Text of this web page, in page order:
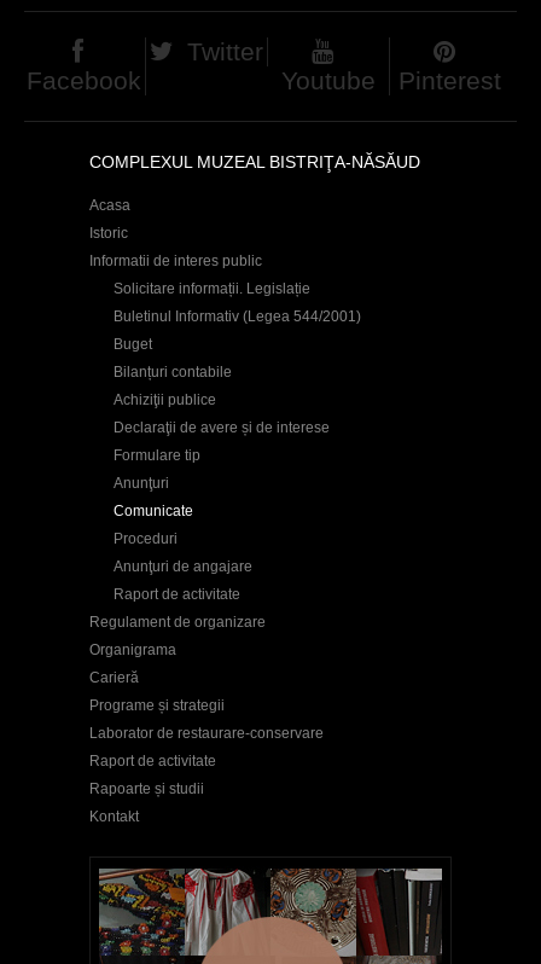
r
e
n
Facebook
Twitter
Youtube
Pinterest
COMPLEXUL MUZEAL BISTRIŢA-NĂSĂUD
Acasa
Istoric
Informatii de interes public
Solicitare informații. Legislație
Buletinul Informativ (Legea 544/2001)
Buget
Bilanțuri contabile
Achiziţii publice
Declaraţii de avere și de interese
Formulare tip
Anunţuri
Comunicate
Proceduri
Anunţuri de angajare
Raport de activitate
Regulament de organizare
Organigrama
Carieră
Programe și strategii
Laborator de restaurare-conservare
Raport de activitate
Rapoarte și studii
Kontakt